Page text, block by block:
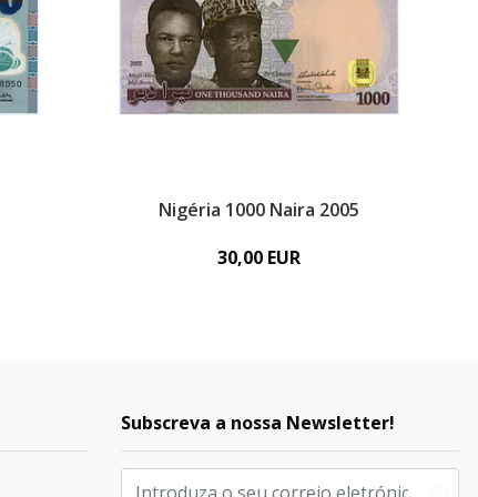
Nigéria 1000 Naira 2005
30,00 EUR
Subscreva a nossa Newsletter!